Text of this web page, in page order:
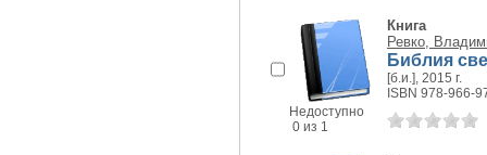
Недоступно
0 из 1
Книга
Ревко,
Библия
[б.и.], 2015 г.
ISBN 978-966-